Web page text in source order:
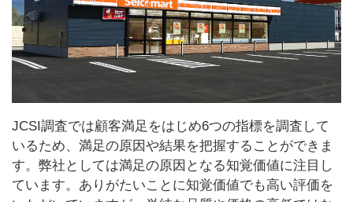
JCSI調査では顧客満足をはじめ6つの指標を調査して
いるため、満足の原因や結果を把握することができま
す。弊社としては満足の原因となる知覚価値に注目し
ています。ありがたいことに知覚価値でも高い評価を